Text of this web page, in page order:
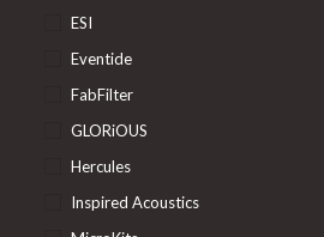
ESI
Eventide
FabFilter
GLORiOUS
Hercules
Inspired Acoustics